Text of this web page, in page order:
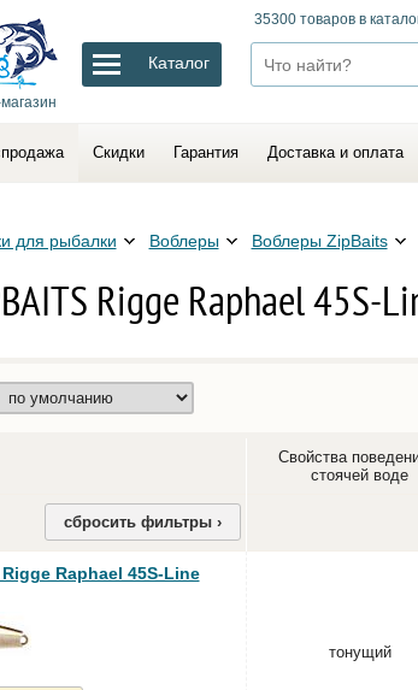
Каталог
35300 товаров в
Скидки Гарантия Доставка и оплата
для рыбалки Воблеры Воблеры ZipBaits
Rigge Raphael 45S-
Свойства
стоячей воде
сбросить фильтры ›
Raphael 45S-Line
тонущий